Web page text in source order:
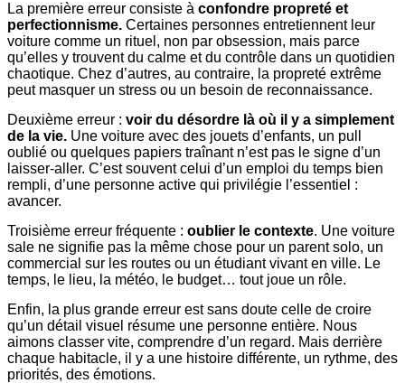
La première erreur consiste à confondre propreté et
perfectionnisme. Certaines personnes entretiennent leur
voiture comme un rituel, non par obsession, mais parce
qu’elles y trouvent du calme et du contrôle dans un quotidien
chaotique. Chez d’autres, au contraire, la propreté extrême
peut masquer un stress ou un besoin de reconnaissance.
Deuxième erreur : voir du désordre là où il y a simplement
de la vie. Une voiture avec des jouets d’enfants, un pull
oublié ou quelques papiers traînant n’est pas le signe d’un
laisser-aller. C’est souvent celui d’un emploi du temps bien
rempli, d’une personne active qui privilégie l’essentiel :
avancer.
Troisième erreur fréquente : oublier le contexte. Une voiture
sale ne signifie pas la même chose pour un parent solo, un
commercial sur les routes ou un étudiant vivant en ville. Le
temps, le lieu, la météo, le budget… tout joue un rôle.
Enfin, la plus grande erreur est sans doute celle de croire
qu’un détail visuel résume une personne entière. Nous
aimons classer vite, comprendre d’un regard. Mais derrière
chaque habitacle, il y a une histoire différente, un rythme, des
priorités, des émotions.